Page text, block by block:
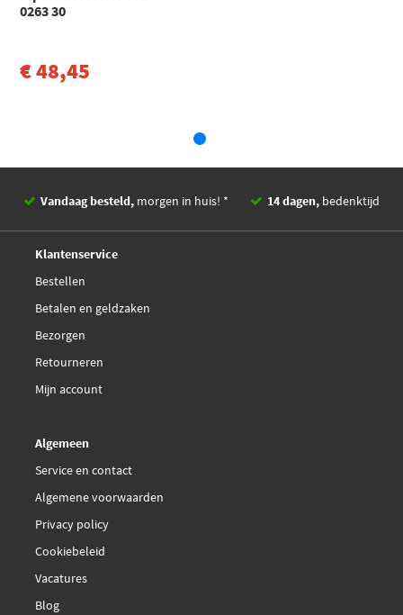
0263 30
€ 48,45
Vandaag besteld, morgen in huis! * 14 dagen, bedenktijd
Klantenservice
Bestellen
Betalen en geldzaken
Bezorgen
Retourneren
Mijn account
Algemeen
Service en contact
Algemene voorwaarden
Privacy policy
Cookiebeleid
Vacatures
Blog